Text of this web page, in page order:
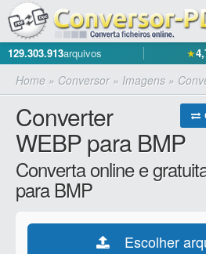
129.303.913arquivos ★
Home » Conversor» Imagens »
Converter
WEBP para BMP
Converta online e
para BMP
Escolher